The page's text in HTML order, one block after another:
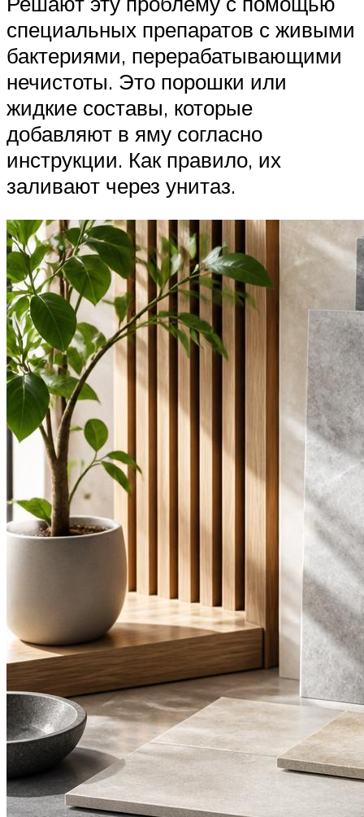
специальных препаратов с живыми
бактериями, перерабатывающими
нечистоты. Это порошки или
жидкие составы, которые
добавляют в яму согласно
инструкции. Как правило, их
заливают через унитаз.